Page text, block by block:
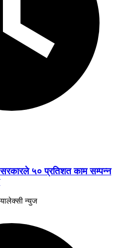
५० प्रतिशत काम सम्पन्न
न्युज